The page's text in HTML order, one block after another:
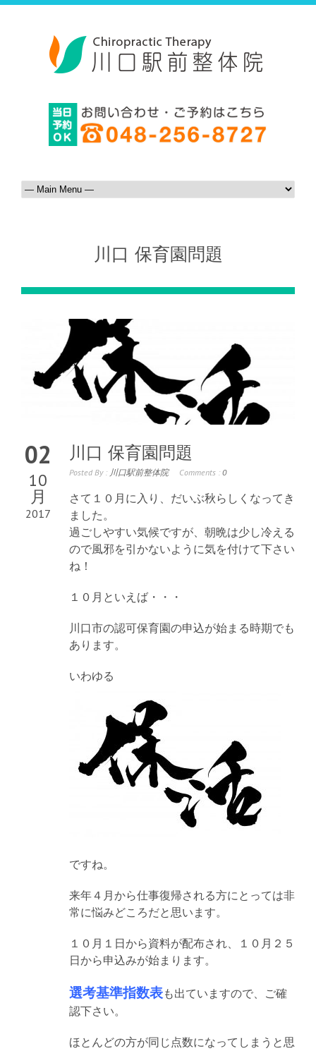
川口 保育園問題
02
10
月
2017
川口 保育園問題
Posted By : 川口駅前整体院 Comments : 0
さて１０月に入り、だいぶ秋らしくなってき
ました。
過ごしやすい気候ですが、朝晩は少し冷える
ので風邪を引かないように気を付けて下さい
ね！
１０月といえば・・・
川口市の認可保育園の申込が始まる時期でも
あります。
いわゆる
ですね。
来年４月から仕事復帰される方にとっては非
常に悩みどころだと思います。
１０月１日から資料が配布され、１０月２５
日から申込みが始まります。
選考基準指数表も出ていますので、ご確
認下さい。
ほとんどの方が同じ点数になってしまうと思